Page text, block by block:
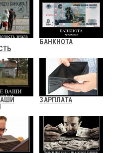
БАНКНОТА
ЗАРПЛАТА